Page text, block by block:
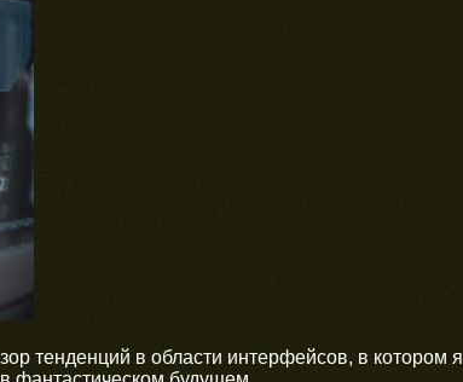
тенденций в области интерфейсов, в котором